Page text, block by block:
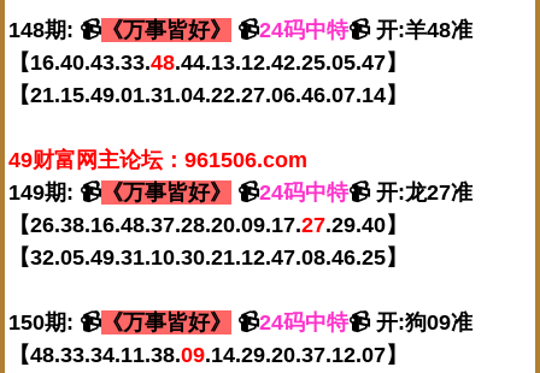
148期: 📹 《万事皆好》 📹24码中特📹 开:羊48准
【16.40.43.33.48.44.13.12.42.25.05.47】
【21.15.49.01.31.04.22.27.06.46.07.14】
49财富网主论坛：961506.com
149期: 📹 《万事皆好》 📹24码中特📹 开:龙27准
【26.38.16.48.37.28.20.09.17.27.29.40】
【32.05.49.31.10.30.21.12.47.08.46.25】
150期: 📹 《万事皆好》 📹24码中特📹 开:狗09准
【48.33.34.11.38.09.14.29.20.37.12.07】